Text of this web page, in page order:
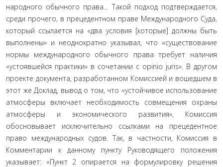
народного обычного права... Такой подход подтверждается,
среди прочего, в прецедентном праве Международного Суда,
который ссылается на «два условия [которые] должны быть
выполнены» и неоднократно указывал, что «существование
нормы международного обычного права требует наличия
«устоявшейся практики» в сочетании с opinio juris». В другом
проекте документа, разработанном Комиссией и вошедшем в
этот же Доклад, вывод о том, что «устойчивое использова­ние
атмосферы включает необходимость совмещения охраны
атмосферы и экономического развития», Комиссия
обосновы­вает исключительно ссылками на прецедентное
право между­народных судов. Так, в частности, Комиссия в
Комментарии к данному пункту Руководящего положения
указывает: «Пункт 2 опирается на формулировку решения